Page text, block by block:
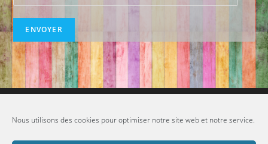
Nous utilisons des cookies pour optimiser notre site web et notre service.